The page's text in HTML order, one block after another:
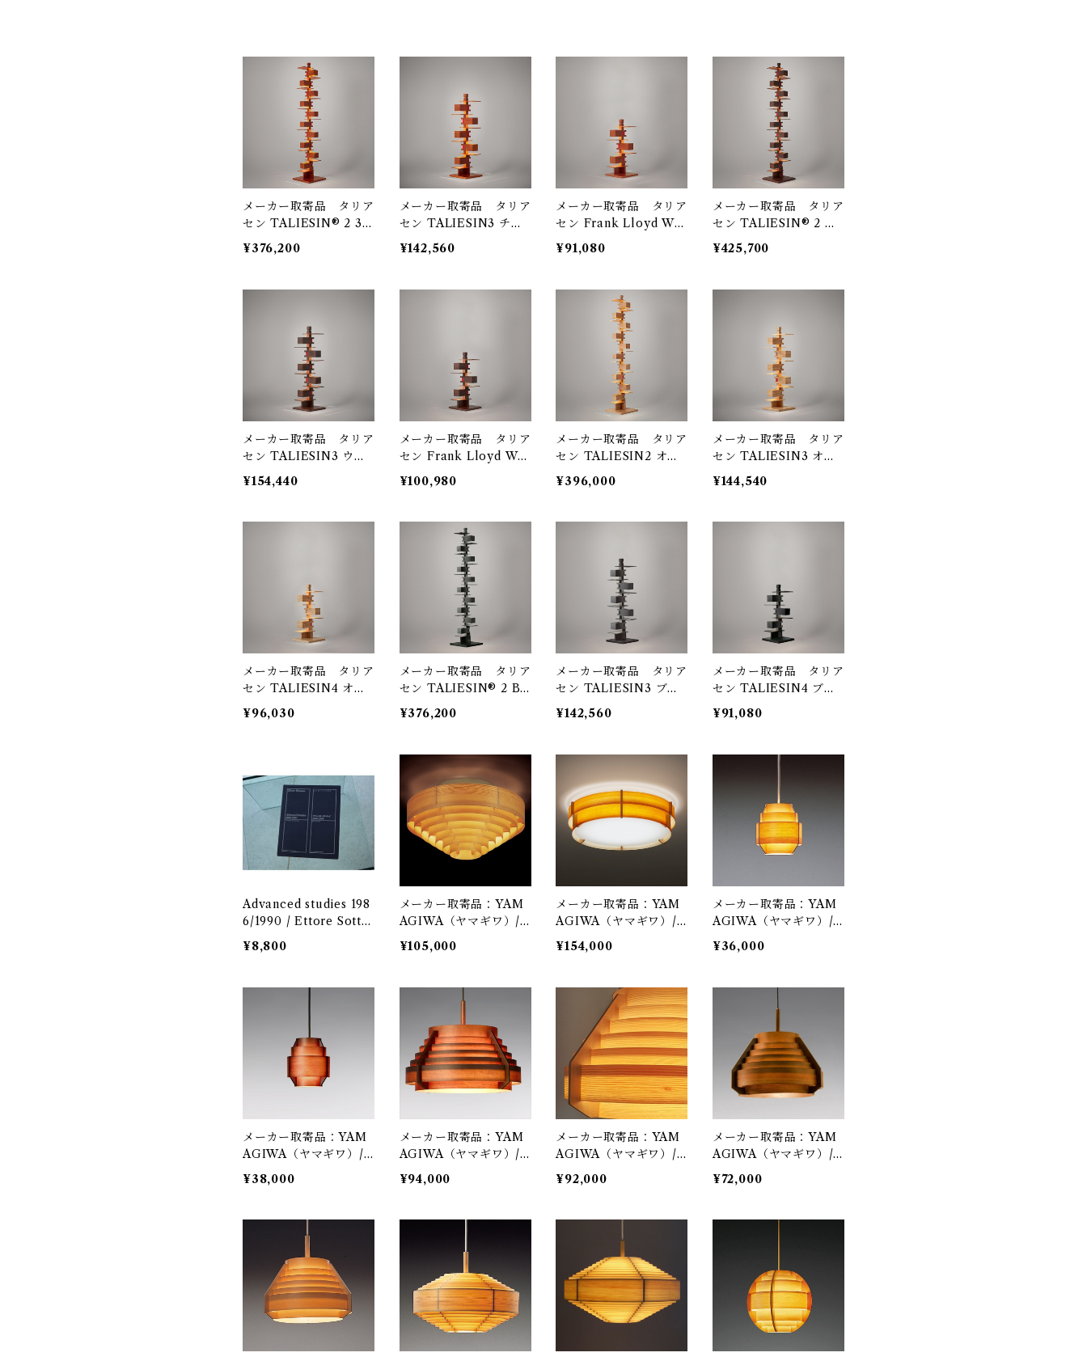
メーカー取寄品 タリア
セン TALIESIN® 2 32
2S7263（旧型番S230
9） / フランクロイドラ
ght / yamagiwa（ヤマ
¥376,200
メーカー取寄品 タリア
セン TALIESIN3 チェ
リー 型番322S2311 / Fr
ank Lloyd Wright / y
¥142,560
メーカー取寄品 タリア
セン Frank Lloyd Wri
ght / TALIESIN4 チェ
リー 322S7316 / yama
¥91,080
メーカー取寄品 タリア
セン TALIESIN® 2 （3
22S7264） / Frank Ll
oyd Wright / yamagi
¥425,700
メーカー取寄品 タリア
セン TALIESIN3 ウォ
ルナット 322S7265（S
2311H）/ Frank Lloyd
（ヤマギワ）
¥154,440
メーカー取寄品 タリア
セン Frank Lloyd Wri
ght / TALIESIN4 ウォ
ルナット S7317 / yama
¥100,980
メーカー取寄品 タリア
セン TALIESIN2 オー
ク 322S7501 / Frank L
loyd Wright / yamagi
¥396,000
メーカー取寄品 タリア
セン TALIESIN3 オー
ク 322S7502 / Frank
Lloyd Wright / yamag
¥144,540
メーカー取寄品 タリア
セン TALIESIN4 オー
ク 322S7503 / Frank
Lloyd Wright / yamag
¥96,030
メーカー取寄品 タリア
セン TALIESIN® 2 BL
ACK EDITION S7347
/ Frank Lloyd Wright
ワ）
¥376,200
メーカー取寄品 タリア
セン TALIESIN3 ブラ
ック 322S7348 / Fran
k Lloyd Wright / yam
¥142,560
メーカー取寄品 タリア
セン TALIESIN4 ブラ
ック 322S7349 / Fran
k Lloyd Wright / yam
¥91,080
Advanced studies 198
6/1990 / Ettore Sottsa
ss
¥8,800
メーカー取寄品：YAM
AGIWA（ヤマギワ）/
323L-993 / Jakobsson
Lamp（ヤコブソンラン
Hans-Agne Jakobsson
/ シーリング照明
¥105,000
メーカー取寄品：YAM
AGIWA（ヤマギワ）/
323L1016-320X-232 /
Jakobsson Lamp（ヤ
φ605mm / Hans-Agne
Jakobsson / シーリン
¥154,000
メーカー取寄品：YAM
AGIWA（ヤマギワ）/
323F-216 / Jakobsson
Lamp（ヤコブソンラン
ans-Agne Jakobsson /
ペンダント照明
¥36,000
メーカー取寄品：YAM
AGIWA（ヤマギワ）/
n Lamp（ヤコブソンラ
170mm / Hans-Agne J
akobsson / ペンダント
¥38,000
メーカー取寄品：YAM
AGIWA（ヤマギワ）/
323F-217H / Jakobsso
n Lamp（ヤコブソンラ
540mm / Hans-Agne J
¥94,000
メーカー取寄品：YAM
AGIWA（ヤマギワ）/
Lamp（ヤコブソンラン
Hans-Agne Jakobsson
/ ペンダント照明
¥92,000
メーカー取寄品：YAM
AGIWA（ヤマギワ）/
323F-218H / Jakobsso
n Lamp（ヤコブソンラ
440mm / Hans-Agne J
¥72,000